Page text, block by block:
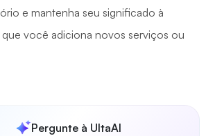
e mantenha seu significado à
que você adiciona novos serviços ou
Pergunte à UltaAI